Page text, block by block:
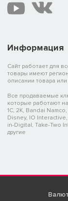
Информация
Сайт работает для
товары имеют
описании товара
Все продаваемые
которые работают
1C, 2K, Bandai
Disney, IO
in-Digital, Take-Two
другие